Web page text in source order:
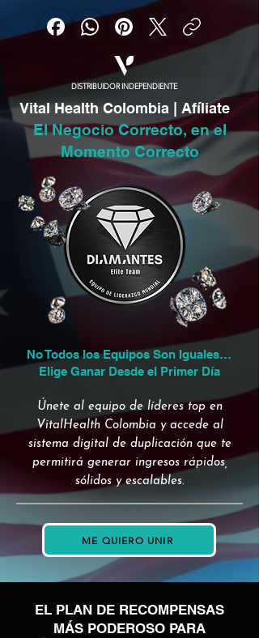
DISTRIBUIDOR INDEPENDIENTE
Vital Health Colombia | Afíliate
El Negocio Correcto, en el
Momento Correcto
No Todos los Equipos Son Iguales…
Elige Ganar Desde el Primer Día
Únete al equipo de líderes top en
VitalHealth Colombia y accede al
sistema digital de duplicación que te
permitirá generar ingresos rápidos,
sólidos y escalables.
ME QUIERO UNIR
EL PLAN DE RECOMPENSAS
MÁS PODEROSO PARA